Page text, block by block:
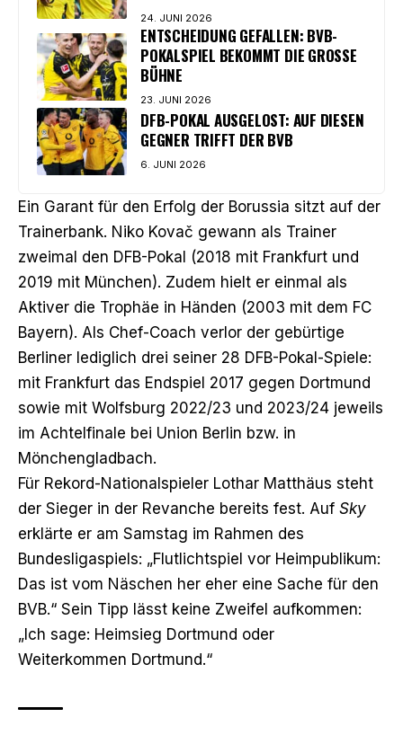
24. JUNI 2026
ENTSCHEIDUNG GEFALLEN: BVB-
POKALSPIEL BEKOMMT DIE GROSSE B
ÜHNE
23. JUNI 2026
DFB-POKAL AUSGELOST: AUF DIESEN
GEGNER TRIFFT DER BVB
6. JUNI 2026
Ein Garant für den Erfolg der Borussia sitzt auf der
Trainerbank. Niko Kovač gewann als Trainer
zweimal den DFB-Pokal (2018 mit Frankfurt und
2019 mit München). Zudem hielt er einmal als
Aktiver die Trophäe in Händen (2003 mit dem FC
Bayern). Als Chef-Coach verlor der gebürtige
Berliner lediglich drei seiner 28 DFB-Pokal-Spiele:
mit Frankfurt das Endspiel 2017 gegen Dortmund
sowie mit Wolfsburg 2022/23 und 2023/24 jeweils
im Achtelfinale bei Union Berlin bzw. in
Mönchengladbach.
Für Rekord-Nationalspieler Lothar Matthäus steht
der Sieger in der Revanche bereits fest. Auf Sky
erklärte er am Samstag im Rahmen des
Bundesligaspiels: „Flutlichtspiel vor Heimpublikum:
Das ist vom Näschen her eher eine Sache für den
BVB.“ Sein Tipp lässt keine Zweifel aufkommen:
„Ich sage: Heimsieg Dortmund oder
Weiterkommen Dortmund.“